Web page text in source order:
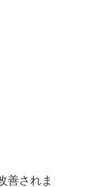
善されま